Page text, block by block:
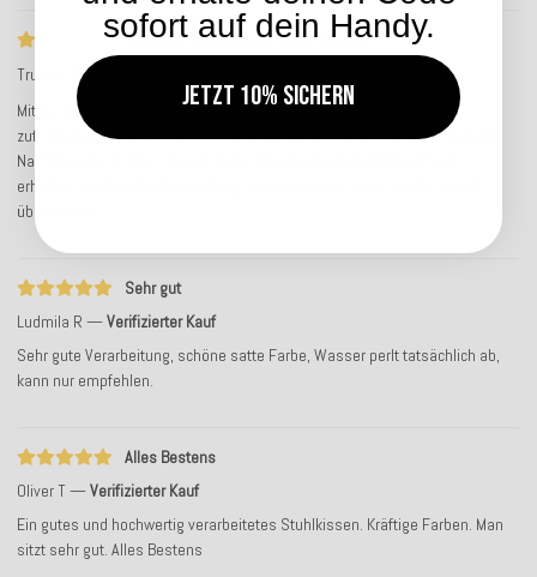
Schneller Versand und guter Service
Trusted Shops Bewertung
Mit der Bestellung bei H.O.C.K. (www.hock-dich-hin.de) bin ich sehr
zufrieden. Die Ware wurde schnell geliefert und war gut verpackt. Auf eine
Nachfrage per E-Mail habe ich sehr schnell eine detaillierte Antwort
erhalten. Auch die Rückerstattung für retournierte Artikel wurde schnell
überwiesen.
Sehr gut
Ludmila R
Verifizierter Kauf
Sehr gute Verarbeitung, schöne satte Farbe, Wasser perlt tatsächlich ab,
kann nur empfehlen.
Alles Bestens
Oliver T
Verifizierter Kauf
Ein gutes und hochwertig verarbeitetes Stuhlkissen. Kräftige Farben. Man
sitzt sehr gut. Alles Bestens
sofort auf dein Handy.
Jetzt 10% sichern